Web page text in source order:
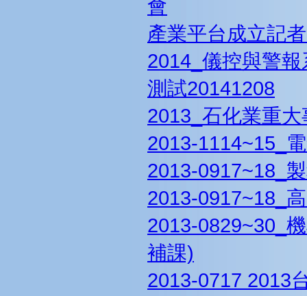
會
產業平台成立記
2014_儀控與警
測試20141208
2013_石化業重
2013-1114~15_
2013-0917~18_
2013-0917~18_
2013-0829~30_
補課)
2013-0717 2013